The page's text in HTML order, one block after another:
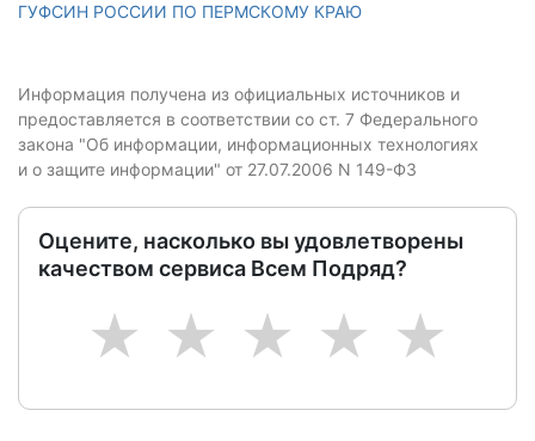
ГУФСИН РОССИИ ПО ПЕРМСКОМУ КРАЮ
Информация получена из официальных источников и
предоставляется в соответствии со ст. 7 Федерального
закона "Об информации, информационных технологиях
и о защите информации" от 27.07.2006 N 149-ФЗ
Оцените, насколько вы удовлетворены
качеством сервиса Всем Подряд?
5
4
3
2
1